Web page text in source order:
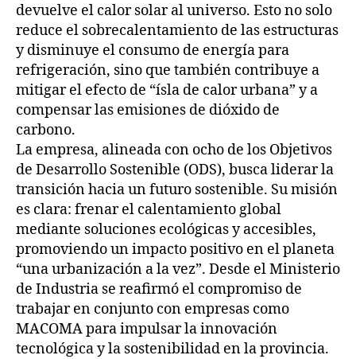
devuelve el calor solar al universo. Esto no solo
reduce el sobrecalentamiento de las estructuras
y disminuye el consumo de energía para
refrigeración, sino que también contribuye a
mitigar el efecto de “ísla de calor urbana” y a
compensar las emisiones de dióxido de
carbono.
La empresa, alineada con ocho de los Objetivos
de Desarrollo Sostenible (ODS), busca liderar la
transición hacia un futuro sostenible. Su misión
es clara: frenar el calentamiento global
mediante soluciones ecológicas y accesibles,
promoviendo un impacto positivo en el planeta
“una urbanización a la vez”. Desde el Ministerio
de Industria se reafirmó el compromiso de
trabajar en conjunto con empresas como
MACOMA para impulsar la innovación
tecnológica y la sostenibilidad en la provincia.